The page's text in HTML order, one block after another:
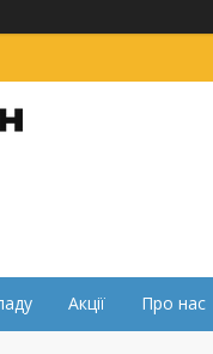
Акції Про нас